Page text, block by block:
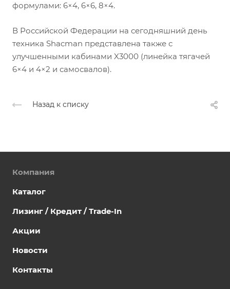
формулами: 6×4, 6×6, 8×4.
В Российской Федерации на сегодняшний день
техника Shacman представлена также с
улучшенными кабинами X3000 (линейка тягачей
6×4 и 4×2 и самосвалов).
Назад к списку
Компания
Каталог
Лизинг / Кредит / Trade-In
Акции
Новости
Контакты